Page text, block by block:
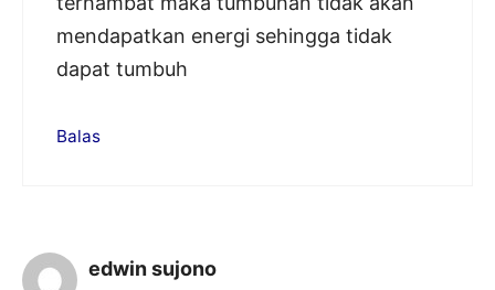
mendapatkan energi sehingga tidak
dapat tumbuh
Balas
edwin sujono